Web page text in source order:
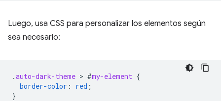
Luego, usa CSS para personalizar los elementos según
sea necesario:
.auto-dark-theme > #my-element {
border-color : red ;
}